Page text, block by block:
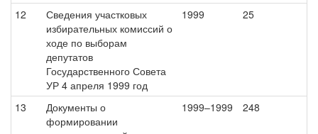
12
Сведения участковых
избирательных комиссий о
ходе по выборам
депутатов
Государственного Совета
УР 4 апреля 1999 год
1999 25
13
Документы о
формировании
1999–1999 248